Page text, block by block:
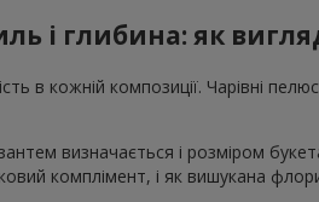
і глибина: як
в кожній композиції. Чарівні
визначається і розміром
комплімент, і як вишукана